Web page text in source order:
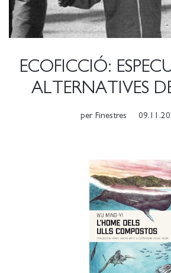
ECOFICCIÓ:
ALTERNATIVES
per Finestres